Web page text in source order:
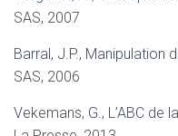
SAS, 2007
Barral, J.P., Manipulation
SAS, 2006
Vekemans, G., L’ABC de